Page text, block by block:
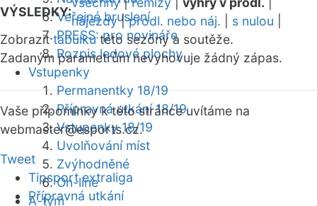
Veřejné bruslení
PRESS: pro novináře
Rozpis ledové plochy
Vstupenky
Permanentky 18/19
Přípravná utkání 18/19
Vstupenky 18/19
Uvolňování míst
Zvýhodněné
On-line
A-tým
VÝSLEDKY:
nájezdy|prodl. nebo náj. s nulou
Zobrazittabulkutéto sezóny a soutěže.
Zadaným parametrům nevyhovuje žádný zápas.
Vaše připomínky k této stránce uvítáme na
webmaster@esports.cz.
Tweet
Tipsport extraliga
Přípravná utkání